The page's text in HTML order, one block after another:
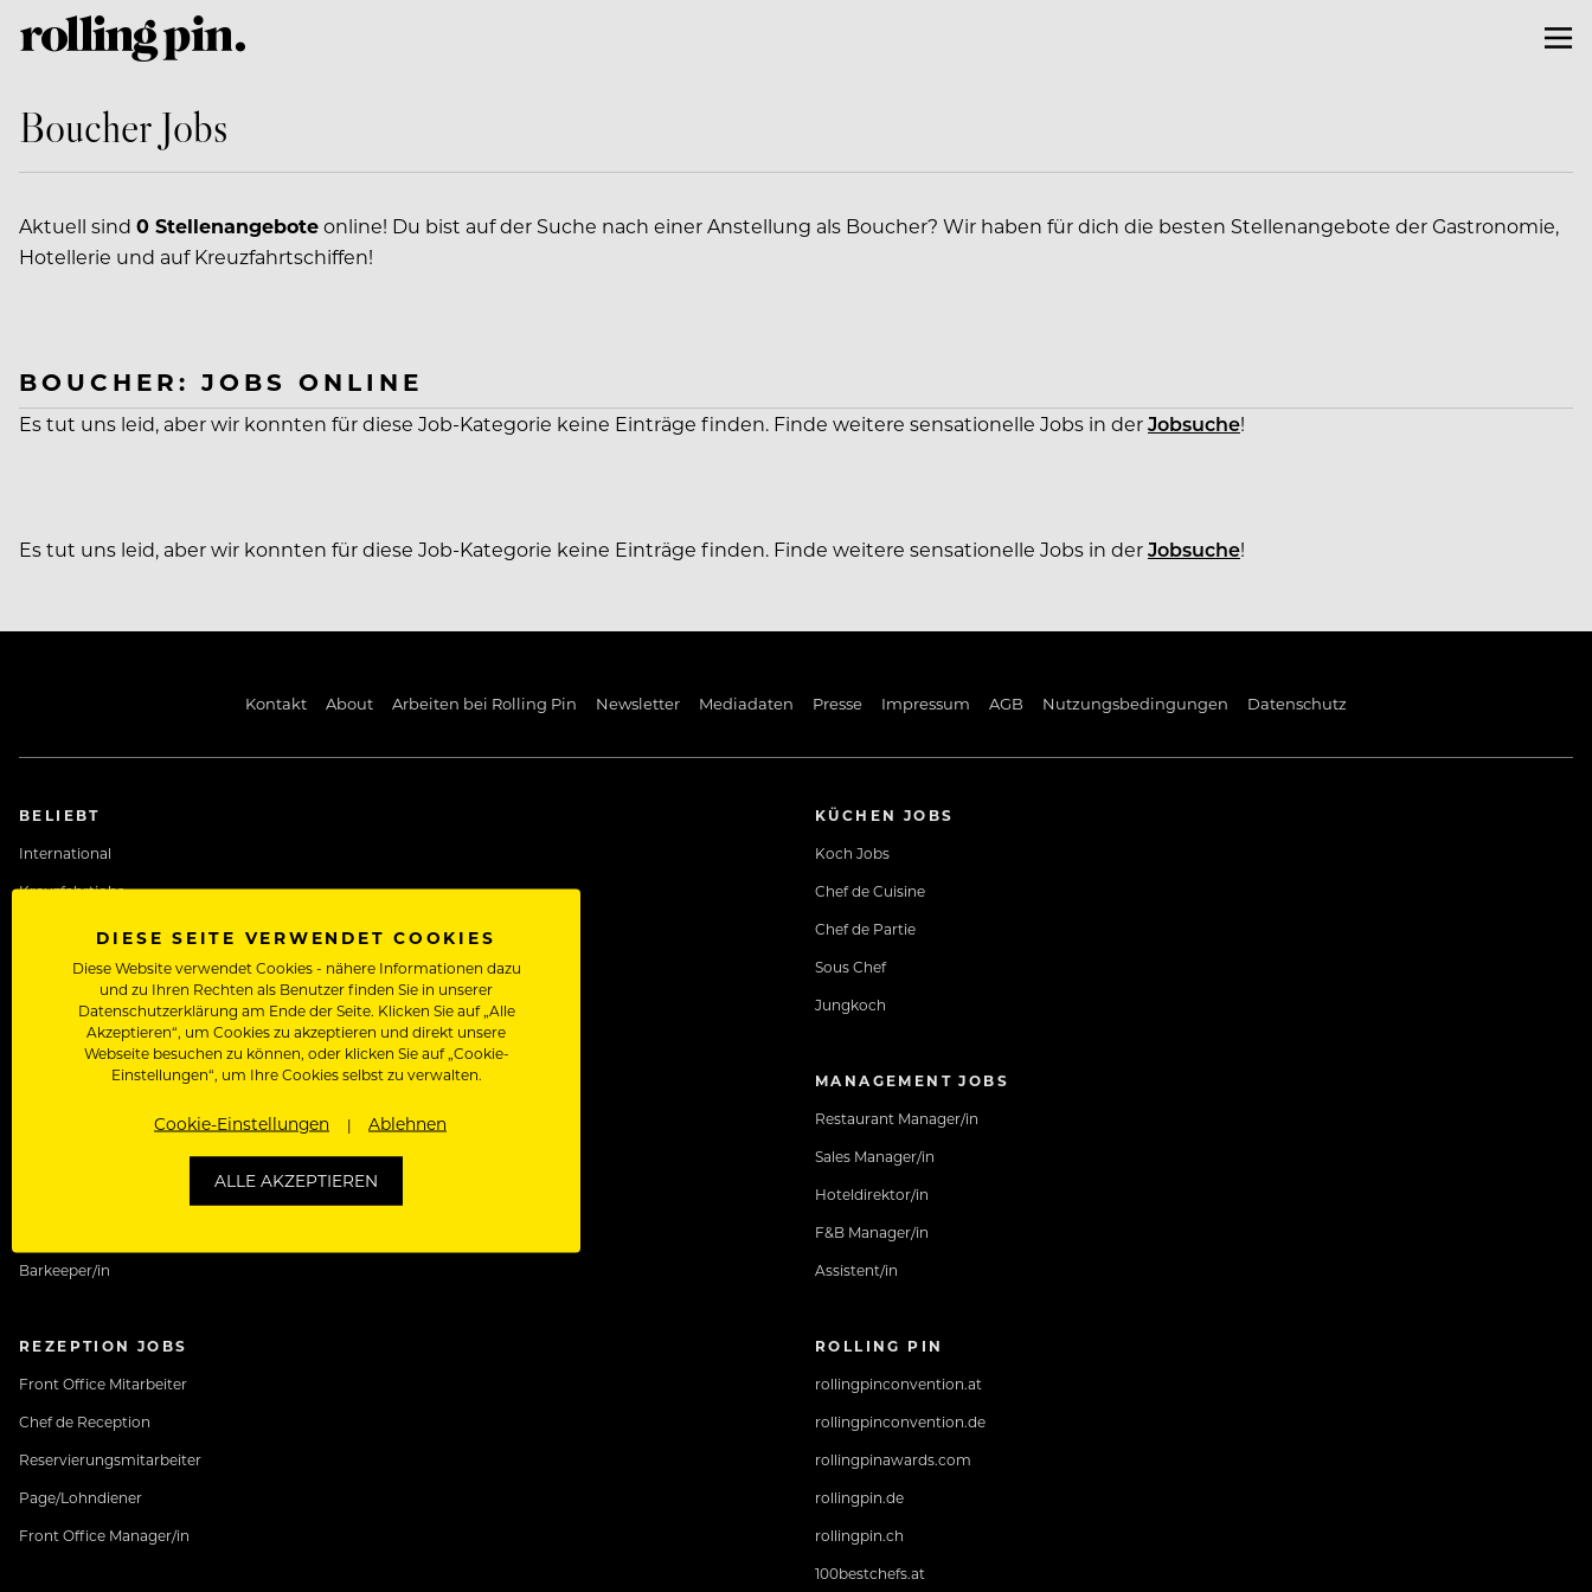
Boucher Jobs
Aktuell sind 0 Stellenangeboteonline! Du bist auf der Suche nach einer Anstellung als Boucher? Wir haben für dich die besten Stellenangebote der Gastronomie,
Hotellerie und auf Kreuzfahrtschiffen!
BOUCHER: JOBS ONLINE
Es tut uns leid, aber wir konnten für diese Job-Kategorie keine Einträge finden. Finde weitere sensationelle Jobs in derJobsuche!
Es tut uns leid, aber wir konnten für diese Job-Kategorie keine Einträge finden. Finde weitere sensationelle Jobs in derJobsuche!
Kontakt About Arbeiten bei Rolling Pin Newsletter Mediadaten Presse Impressum AGB Nutzungsbedingungen Datenschutz
BELIEBT
International
Kreuzfahrtjobs
Rezeptionist/in Jobs
KÜCHEN JOBS
Koch Jobs
Chef de Cuisine
Chef de Partie
Sous Chef
Jungkoch
SERVICE JOBS
Barkeeper/in
MANAGEMENT JOBS
Restaurant Manager/in
Sales Manager/in
Hoteldirektor/in
F&B Manager/in
Assistent/in
REZEPTION JOBS
Front Office Mitarbeiter
Chef de Reception
Reservierungsmitarbeiter
Page/Lohndiener
Front Office Manager/in
ROLLING PIN
rollingpinconvention.at
rollingpinconvention.de
rollingpinawards.com
rollingpin.de
rollingpin.ch
100bestchefs.at
DIESE SEITE VERWENDET COOKIES
Diese Website verwendet Cookies - nähere Informationen dazu
und zu Ihren Rechten als Benutzer finden Sie in unserer
Datenschutzerklärung am Ende der Seite. Klicken Sie auf „Alle
Akzeptieren“, um Cookies zu akzeptieren und direkt unsere
Webseite besuchen zu können, oder klicken Sie auf „Cookie-
Einstellungen“, um Ihre Cookies selbst zu verwalten.
Cookie-Einstellungen Ablehnen
ALLE AKZEPTIEREN